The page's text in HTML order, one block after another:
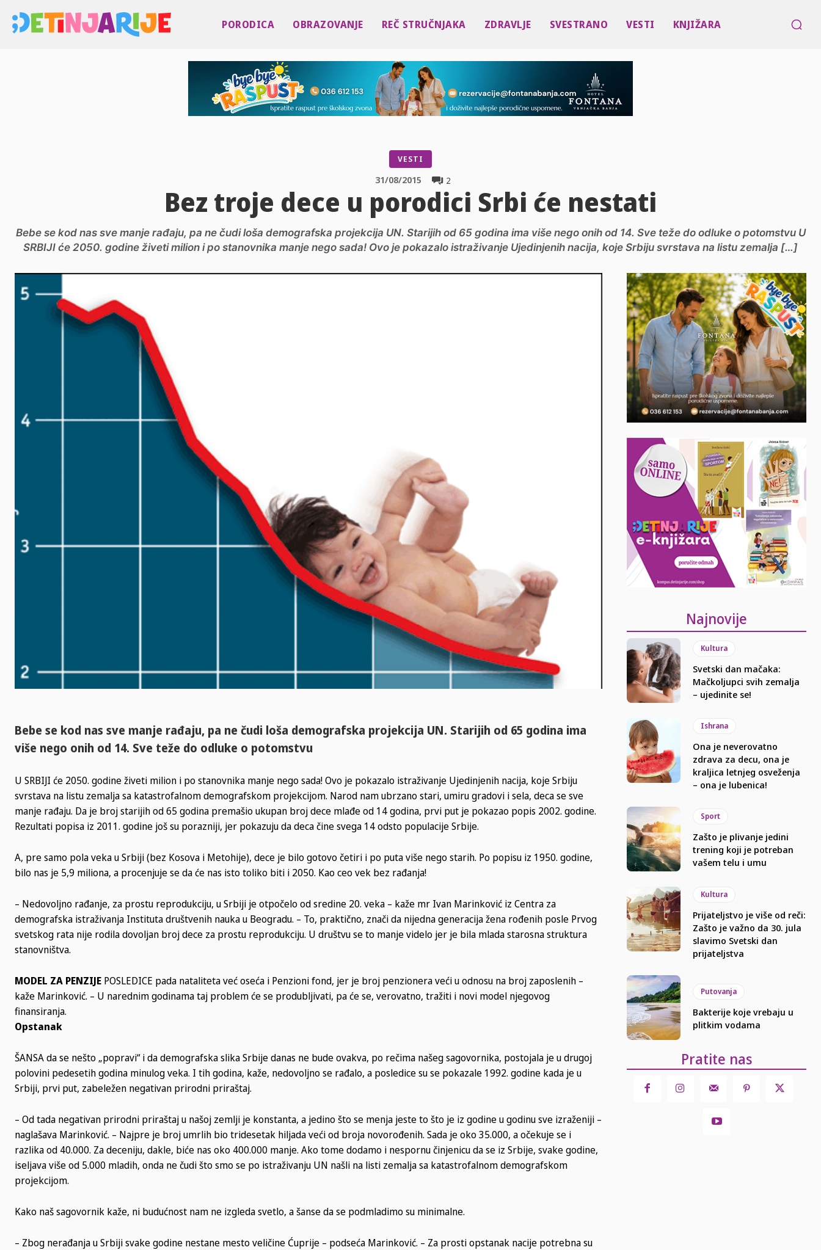
PORODICA OBRAZOVANJE REČ STRUČNJAKA ZDRAVLJE SVESTRANO VESTI KNJIŽARA
VESTI
2
31/08/2015
Bez troje dece u porodici Srbi će nestati
Bebe se kod nas sve manje rađaju, pa ne čudi loša demografska projekcija UN. Starijih od 65 godina ima više nego onih od 14. Sve teže do odluke o potomstvu U
SRBIJI će 2050. godine živeti milion i po stanovnika manje nego sada! Ovo je pokazalo istraživanje Ujedinjenih nacija, koje Srbiju svrstava na listu zemalja […]
Bebe se kod nas sve manje rađaju, pa ne čudi loša demografska projekcija UN. Starijih od 65 godina ima
više nego onih od 14. Sve teže do odluke o potomstvu
U SRBIJI će 2050. godine živeti milion i po stanovnika manje nego sada! Ovo je pokazalo istraživanje Ujedinjenih nacija, koje Srbiju
svrstava na listu zemalja sa katastrofalnom demografskom projekcijom. Narod nam ubrzano stari, umiru gradovi i sela, deca se sve
manje rađaju. Da je broj starijih od 65 godina premašio ukupan broj dece mlađe od 14 godina, prvi put je pokazao popis 2002. godine.
Rezultati popisa iz 2011. godine još su porazniji, jer pokazuju da deca čine svega 14 odsto populacije Srbije.
A, pre samo pola veka u Srbiji (bez Kosova i Metohije), dece je bilo gotovo četiri i po puta više nego starih. Po popisu iz 1950. godine,
bilo nas je 5,9 miliona, a procenjuje se da će nas isto toliko biti i 2050. Kao ceo vek bez rađanja!
– Nedovoljno rađanje, za prostu reprodukciju, u Srbiji je otpočelo od sredine 20. veka – kaže mr Ivan Marinković iz Centra za
demografska istraživanja Instituta društvenih nauka u Beogradu. – To, praktično, znači da nijedna generacija žena rođenih posle Prvog
svetskog rata nije rodila dovoljan broj dece za prostu reprodukciju. U društvu se to manje videlo jer je bila mlada starosna struktura
stanovništva.
MODEL ZA PENZIJE POSLEDICE pada nataliteta već oseća i Penzioni fond, jer je broj penzionera veći u odnosu na broj zaposlenih –
kaže Marinković. – U narednim godinama taj problem će se produbljivati, pa će se, verovatno, tražiti i novi model njegovog
finansiranja.
Opstanak
ŠANSA da se nešto „popravi“ i da demografska slika Srbije danas ne bude ovakva, po rečima našeg sagovornika, postojala je u drugoj
polovini pedesetih godina minulog veka. I tih godina, kaže, nedovoljno se rađalo, a posledice su se pokazale 1992. godine kada je u
Srbiji, prvi put, zabeležen negativan prirodni priraštaj.
– Od tada negativan prirodni priraštaj u našoj zemlji je konstanta, a jedino što se menja jeste to što je iz godine u godinu sve izraženiji –
naglašava Marinković. – Najpre je broj umrlih bio tridesetak hiljada veći od broja novorođenih. Sada je oko 35.000, a očekuje se i
razlika od 40.000. Za deceniju, dakle, biće nas oko 400.000 manje. Ako tome dodamo i nespornu činjenicu da se iz Srbije, svake godine,
iseljava više od 5.000 mladih, onda ne čudi što smo se po istraživanju UN našli na listi zemalja sa katastrofalnom demografskom
projekcijom.
Kako naš sagovornik kaže, ni budućnost nam ne izgleda svetlo, a šanse da se podmladimo su minimalne.
– Zbog nerađanja u Srbiji svake godine nestane mesto veličine Ćuprije – podseća Marinković. – Za prosti opstanak nacije potrebna su
Najnovije
Kultura
Svetski dan mačaka:
Mačkoljupci svih zemalja
– ujedinite se!
Ishrana
Ona je neverovatno
zdrava za decu, ona je
kraljica letnjeg osveženja
– ona je lubenica!
Sport
Zašto je plivanje jedini
trening koji je potreban
vašem telu i umu
Kultura
Prijateljstvo je više od reči:
Zašto je važno da 30. jula
slavimo Svetski dan
prijateljstva
Putovanja
Bakterije koje vrebaju u
plitkim vodama
Pratite nas